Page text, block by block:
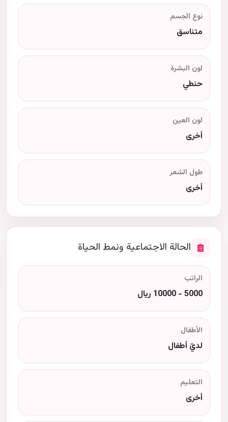
نوع الجسم
متناسق
لون البشرة
حنطي
لون العين
أخرى
طول الشعر
أخرى
الحالة الاجتماعية ونمط الحياة
الراتب
5000 - 10000 ريال
الأطفال
لديّ أطفال
التعليم
أخرى